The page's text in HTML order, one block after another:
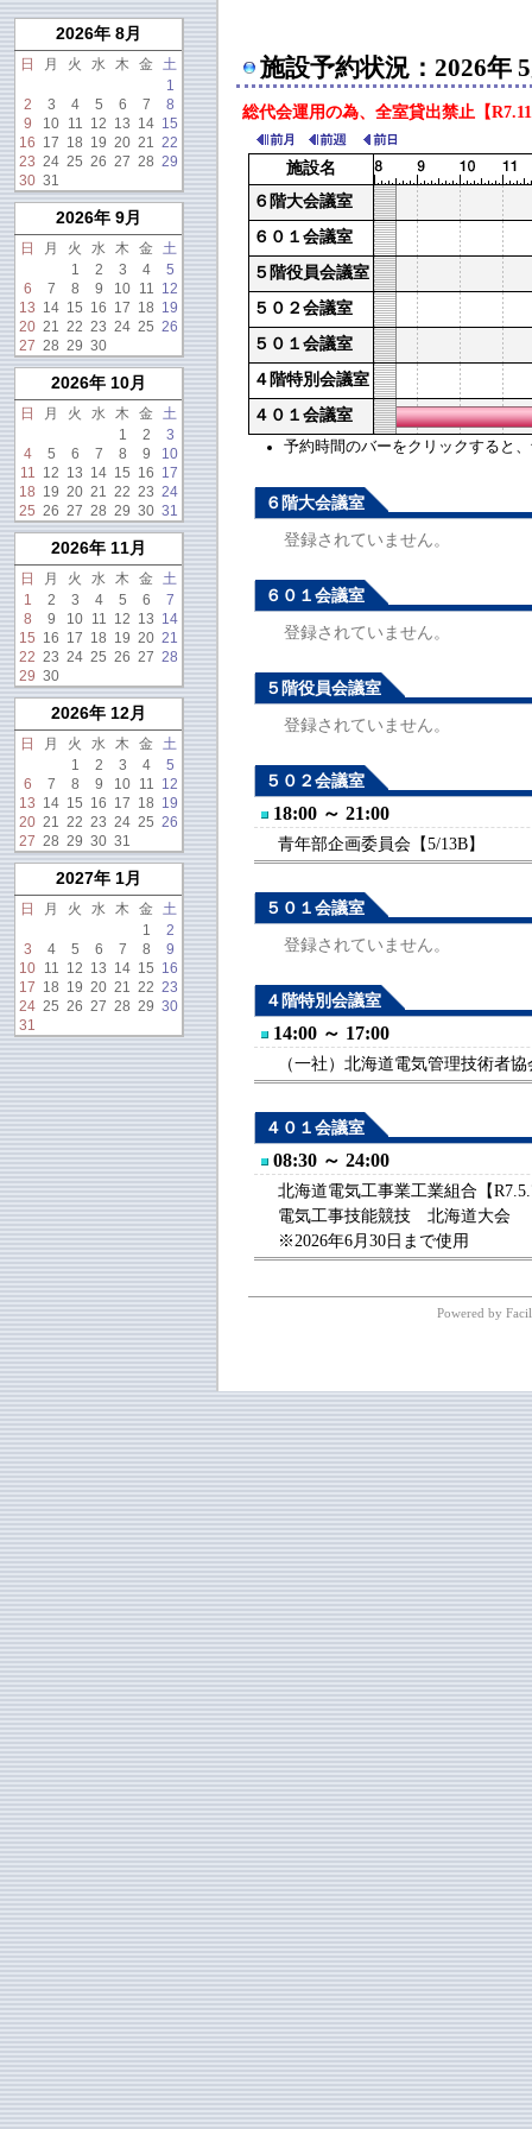
施設予約状況：2026年
総代会運用の為、全室貸出禁止【
施設名
予約時間のバーをクリックすると
６階大会議室
６０１会議室
５階役員会議室
５０２会議室
５０１会議室
４階特別会議室
４０１会議室
６階大会議室
登録されていません。
６０１会議室
登録されていません。
５階役員会議室
登録されていません。
５０２会議室
18:00 ～ 21:00
青年部企画委員会【5/13B】
５０１会議室
登録されていません。
４階特別会議室
14:00 ～ 17:00
（一社）北海道電気管理技術者
４０１会議室
08:30 ～ 24:00
北海道電気工事業工業組合【
電気工事技能競技 北海道大会
※2026年6月30日まで使用
Powered by
2026年 8月
日 月 火 水 木 金
土
1
2
3 4 5 6 7
8
9
10 11 12 13 14 15
16 17 18 19 20 21 22
23 24 25 26 27 28 29
30 31
2026年 9月
日 月 火 水 木 金
土
1
2 3 4
5
6
7 8 9 10 11 12
13 14 15 16 17 18 19
20 21 22 23 24 25 26
27 28 29 30
2026年 10月
日 月 火 水 木 金
土
1
2
3
4
5 6 7 8 9
10
11 12 13 14 15 16 17
18 19 20 21 22 23 24
25 26 27 28 29 30 31
2026年 11月
日 月 火 水 木 金
土
1
2 3 4 5 6
7
8
9 10 11 12 13 14
15 16 17 18 19 20 21
22 23 24 25 26 27 28
29 30
2026年 12月
日 月 火 水 木 金
土
1
2 3 4
5
6
7 8 9 10 11 12
13 14 15 16 17 18 19
20 21 22 23 24 25 26
27 28 29 30 31
2027年 1月
日 月 火 水 木 金
土
1
2
3
4 5 6 7 8
9
10 11 12 13 14 15 16
17 18 19 20 21 22 23
24 25 26 27 28 29 30
31